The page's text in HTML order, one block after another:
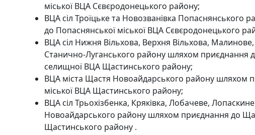
міської ВЦА Сєвєродонецького району;
ВЦА сіл Троїцьке та Новозванівка Попаснянського
до Попаснянської міської ВЦА Сєвєродонецького
ВЦА сіл Нижня Вільхова, Верхня Вільхова,
Станично-Луганського району шляхом приєднання
селищної ВЦА Щастинського району;
ВЦА міста Щастя Новоайдарського району шляхом
міської ВЦА Щастинського району;
ВЦА сіл Трьохізбенка, Кряківка, Лобачеве,
Новоайдарського району шляхом приєднання до
Щастинського району .